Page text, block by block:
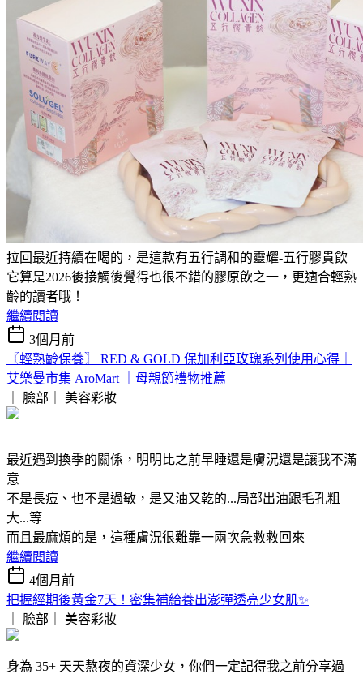
拉回最近持續在喝的，是這款有五行調和的靈耀-五行膠貴飲
它算是2026後接觸後覺得也很不錯的膠原飲之一，更適合輕熟
齡的讀者哦！
繼續閱讀
3個月前
〖輕熟齡保養〗 RED & GOLD 保加利亞玫瑰系列使用心得｜
艾樂曼市集 AroMart ｜母親節禮物推薦
｜ 臉部｜ 美容彩妝
最近遇到換季的關係，明明比之前早睡還是膚況還是讓我不滿
意
不是長痘、也不是過敏，是又油又乾的...局部出油跟毛孔粗
大...等
而且最麻煩的是，這種膚況很難靠一兩次急救救回來
繼續閱讀
4個月前
把握經期後黃金7天！密集補給養出澎彈透亮少女肌✨
｜ 臉部｜ 美容彩妝
身為 35+ 天天熬夜的資深少女，你們一定記得我之前分享過